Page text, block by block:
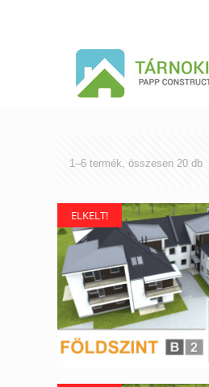
1–6 termék, összesen 20 db
ELKELT!